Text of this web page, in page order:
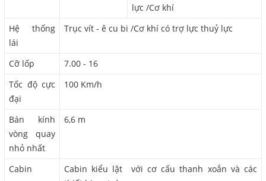
lực /Cơ khí
Hệ thống
lái
Trục vít - ê cu bi /Cơ khí có trợ lực thuỷ lực
Cỡ lốp
7.00 - 16
Tốc độ cực
đại
100 Km/h
Bán kính
vòng quay
nhỏ nhất
6,6 m
Cabin
Cabin kiểu lật với cơ cấu thanh xoắn và các